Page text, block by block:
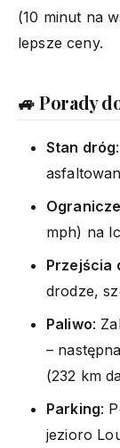
(10 minut na
lepsze ceny.
🚙 Porady
Stan dróg
mph) na
Przejścia
drodze,
Paliwo:
–
(232 km
Parking:
jezioro